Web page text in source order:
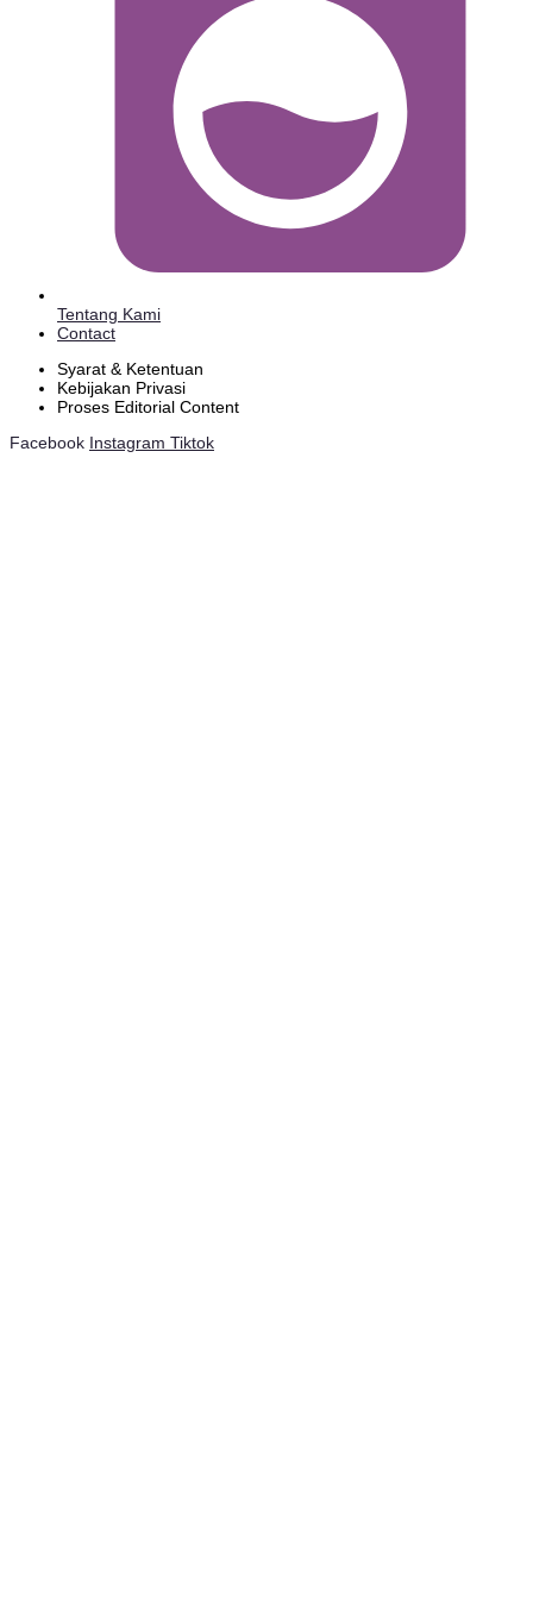
Tentang Kami
Contact
Syarat & Ketentuan
Kebijakan Privasi
Proses Editorial Content
Facebook Instagram Tiktok